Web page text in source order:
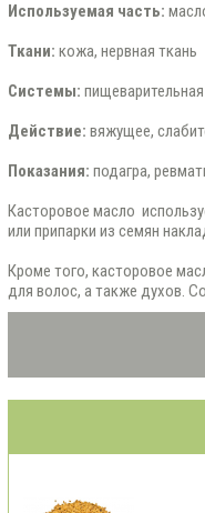
Используемая часть:
Ткани: кожа, нервная ткань
Системы: пищеварительная
Действие: вяжущее,
Показания: подагра,
Касторовое масло
или припарки из семян
Кроме того, касторовое
для волос, а также духов.